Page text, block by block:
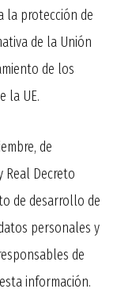
la protección de
de la Unión
de los
la UE.
de
Real Decreto
de desarrollo de
personales y
de
información.